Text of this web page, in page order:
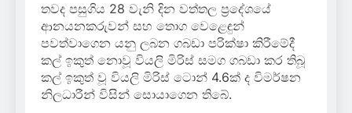
තවද පසුගිය 28 වැනි දින වත්තල ප්‍රදේශයේ
ආනයනකරුවන් සහ තොග වෙළෙඳුන්
පවත්වාගෙන යනු ලබන ගබඩා පරික්ෂා කිරීමේදී
කල් ඉකුත් නොවූ වියලි මිරිස් සමග ගබඩා කර තිබූ
කල් ඉකුත් වූ වියලි මිරිස් ටොන් 4.6ක් ද විමර්ෂන
නිලධාරීන් විසින් සොයාගෙන තිබේ.